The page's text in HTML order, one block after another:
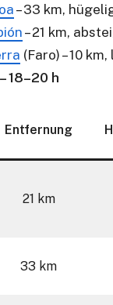
– 33 km,
– 21 km,
(Faro) – 10
18–20 h
Entfernung
21 km
33 km